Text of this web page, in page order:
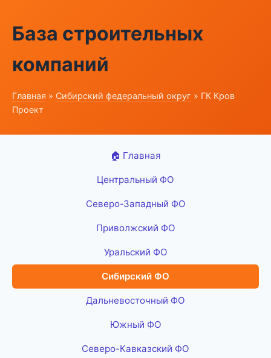
База строительных
компаний
Главная » Сибирский федеральный округ » ГК Кров
Проект
🏠 Главная
Центральный ФО
Северо-Западный ФО
Приволжский ФО
Уральский ФО
Сибирский ФО
Дальневосточный ФО
Южный ФО
Северо-Кавказский ФО